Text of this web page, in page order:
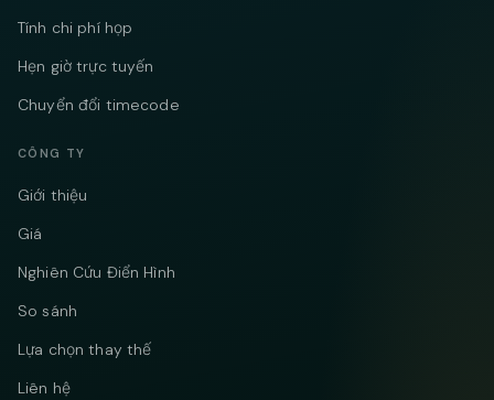
Tính chi phí họp
Hẹn giờ trực tuyến
Chuyển đổi timecode
CÔNG TY
Giới thiệu
Giá
Nghiên Cứu Điển Hình
So sánh
Lựa chọn thay thế
Liên hệ